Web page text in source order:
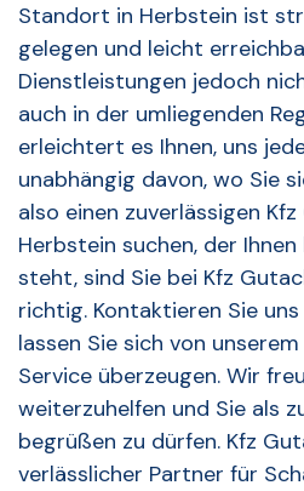
Standort in Herbstein ist
gelegen und leicht
Dienstleistungen jedoch
auch in der umliegenden
erleichtert es Ihnen, uns
unabhängig davon, wo Sie
also einen zuverlässigen
Herbstein suchen, der
steht, sind Sie bei Kfz
richtig. Kontaktieren Sie
lassen Sie sich von
Service überzeugen. Wir
weiterzuhelfen und Sie als
begrüßen zu dürfen. Kfz
verlässlicher Partner für